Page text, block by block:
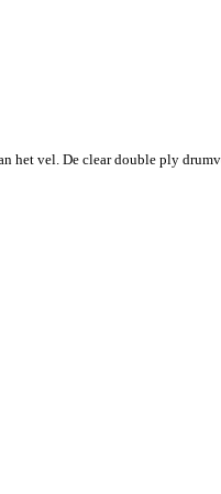
het vel. De clear double ply